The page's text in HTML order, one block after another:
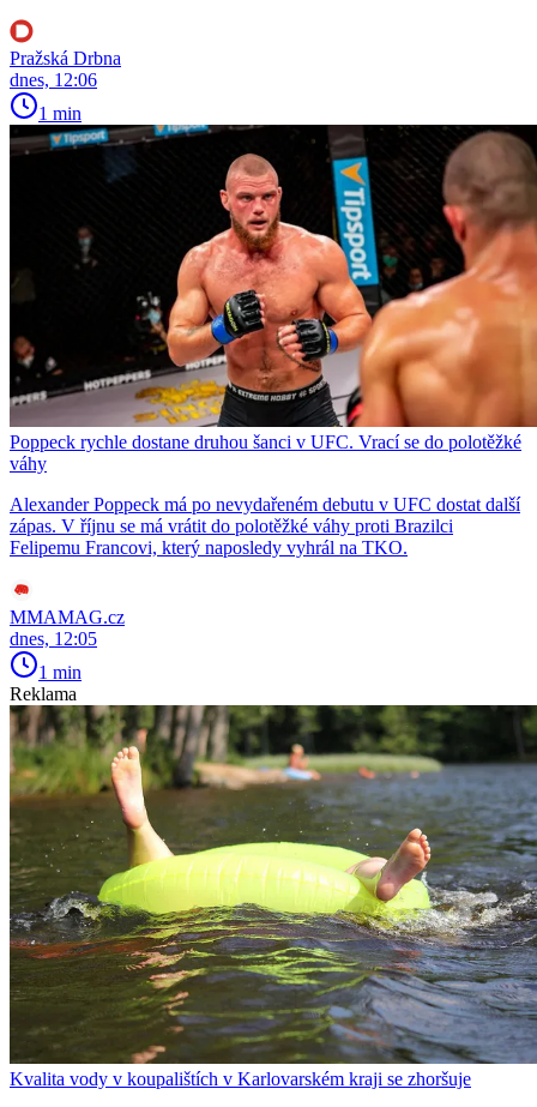
Pražská Drbna
dnes, 12:06
1 min
Poppeck rychle dostane druhou šanci v UFC. Vrací se do polotěžké
váhy
Alexander Poppeck má po nevydařeném debutu v UFC dostat další
zápas. V říjnu se má vrátit do polotěžké váhy proti Brazilci
Felipemu Francovi, který naposledy vyhrál na TKO.
MMAMAG.cz
dnes, 12:05
1 min
Reklama
Kvalita vody v koupalištích v Karlovarském kraji se zhoršuje